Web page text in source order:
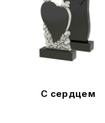
С сердцем